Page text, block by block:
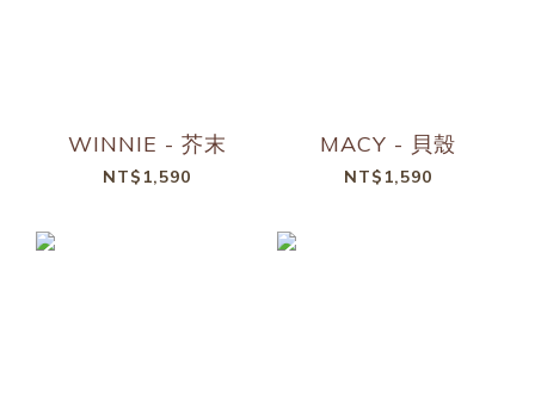
WINNIE - 芥末
NT$1,590
MACY - 貝殼
NT$1,590